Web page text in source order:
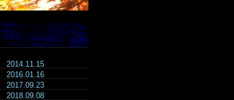
2014.11.15
2016.01.16
2017.09.23
2018.09.08